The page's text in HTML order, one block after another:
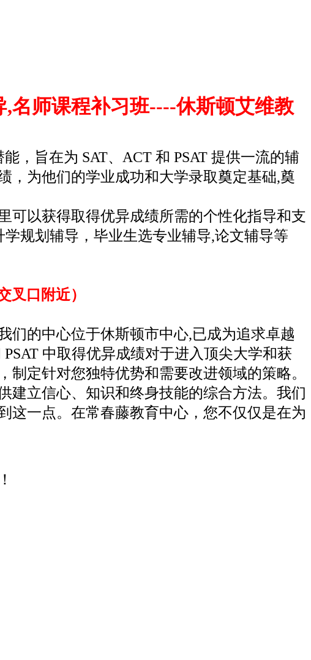
名师课程补习班----休斯顿艾维教
，旨在为 SAT、ACT 和 PSAT 提供一流的辅
，为他们的学业成功和大学录取奠定基础,奠
可以获得取得优异成绩所需的个性化指导和支
规划辅导，毕业生选专业辅导,论文辅导等
叉口附近）
们的中心位于休斯顿市中心,已成为追求卓越
中取得优异成绩对于进入顶尖大学和获
定针对您独特优势和需要改进领域的策略。
建立信心、知识和终身技能的综合方法。我们
这一点。在常春藤教育中心，您不仅仅是在为